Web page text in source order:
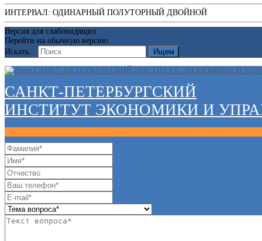
ИНТЕРВАЛ: ОДИНАРНЫЙ ПОЛУТОРНЫЙ ДВОЙНОЙ
Версия для слабовидящих
Перейти на обычную версию
Искать...
Ищем
САНКТ-ПЕТЕРБУРГСКИЙ
ИНСТИТУТ ЭКОНОМИКИ И